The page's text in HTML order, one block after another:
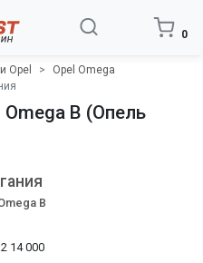
0
Opel
Opel Omega
Omega B (Опель
B
14 000